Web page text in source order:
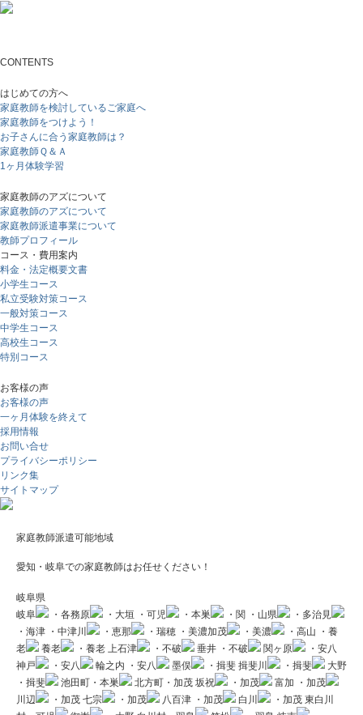
CONTENTS
はじめての方へ
家庭教師を検討しているご家庭へ
家庭教師をつけよう！
お子さんに合う家庭教師は？
家庭教師Ｑ＆Ａ
1ヶ月体験学習
家庭教師のアズについて
家庭教師のアズについて
家庭教師派遣事業について
教師プロフィール
コース・費用案内
料金・法定概要文書
小学生コース
私立受験対策コース
一般対策コース
中学生コース
高校生コース
特別コース
お客様の声
お客様の声
一ヶ月体験を終えて
採用情報
お問い合せ
プライバシーポリシー
リンク集
サイトマップ
家庭教師派遣可能地域
愛知・岐阜での家庭教師はお任せください！
岐阜県
岐阜
・各務原 ・大垣 ・可児 ・本巣 ・関 ・山県
・多治見
・海津 ・中津川 ・恵那 ・瑞穂 ・美濃加茂 ・美濃 ・高山 ・養
老
養老 ・養老 上石津 ・不破 垂井 ・不破 関ヶ原
・安八
神戸
・安八 輪之内 ・安八 墨俣 ・揖斐 揖斐川 ・揖斐
大野
・揖斐
池田町・本巣 北方町・加茂 坂祝 ・加茂 富加 ・加茂
川辺
・加茂 七宗 ・加茂 八百津 ・加茂 白川 ・加茂 東白川